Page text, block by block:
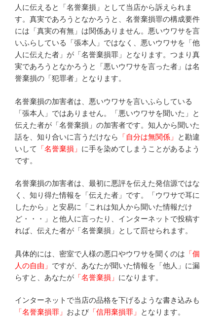
人に伝えると「名誉棄損」として当店から訴えられま
す。真実であろうとなかろうと、名誉棄損罪の構成要件
には「真実の有無」は関係ありません。悪いウワサを言
いふらしている「張本人」ではなく、悪いウワサを「他
人に伝えた者」が「名誉棄損罪」となります。つまり真
実であろうとなかろうと「悪いウワサを言った者」は名
誉棄損の「犯罪者」となります。
名誉棄損の加害者は、悪いウワサを言いふらしている
「張本人」ではありません。「悪いウワサを聞いた」と
伝えた者が「名誉棄損」の加害者です。知人から聞いた
話を、知り合いに言うだけなら
「自分は無関係」
と勘違
いして
「名誉棄損」 に手を染めてしまうことがあるよう
です。
名誉棄損の加害者は、最初に悪評を伝えた発信源ではな
く、知り得た情報を「伝えた者」です。「ウワサで耳に
したから」と安易に「これは知人から聞いた情報だけ
ど・・・」と他人に言ったり、インターネットで投稿す
れば、伝えた者が「名誉棄損」として罰せられます。
具体的には、密室で人様の悪口やウワサを聞くのは 「個
人の自由」 ですが、あなたが聞いた情報を「他人」に漏
らすと、あなたが 「名誉棄損」 になります。
インターネットで当店の品格を下げるような書き込みも
「名誉棄損罪」 および 「信用棄損罪」 となります。